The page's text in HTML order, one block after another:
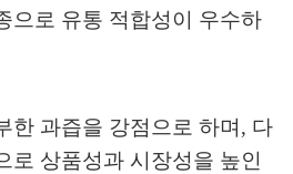
으로 유통 적합성이 우수하
한 과즙을 강점으로 하며 , 다
로 상품성과 시장성을 높인